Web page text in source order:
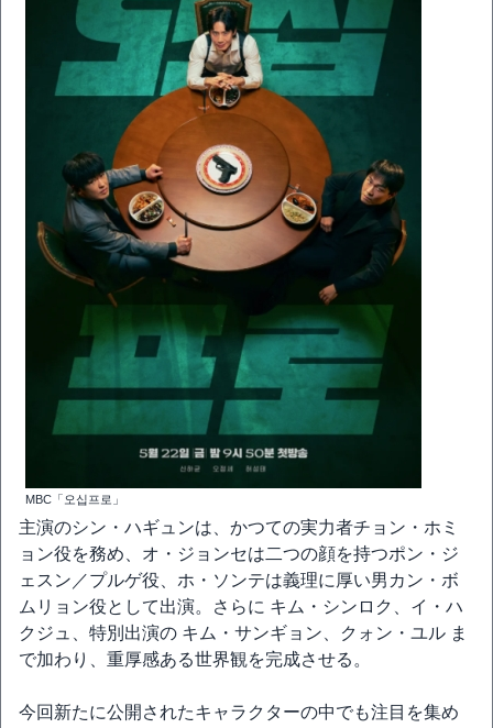
MBC「오십프로」
主演のシン・ハギュンは、かつての実力者チョン・ホミ
ョン役を務め、オ・ジョンセは二つの顔を持つポン・ジ
ェスン／プルゲ役、ホ・ソンテは義理に厚い男カン・ボ
ムリョン役として出演。さらに キム・シンロク、イ・ハ
クジュ、特別出演の キム・サンギョン、クォン・ユル ま
で加わり、重厚感ある世界観を完成させる。
今回新たに公開されたキャラクターの中でも注目を集め